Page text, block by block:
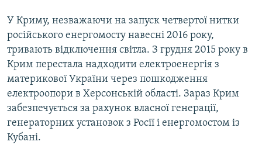
У Криму, незважаючи на запуск четвертої нитки
російського енергомосту навесні 2016 року,
тривають відключення світла. З грудня 2015 року в
Крим перестала надходити електроенергія з
материкової України через пошкодження
електроопори в Херсонській області. Зараз Крим
забезпечується за рахунок власної генерації,
генераторних установок з Росії і енергомостом із
Кубані.